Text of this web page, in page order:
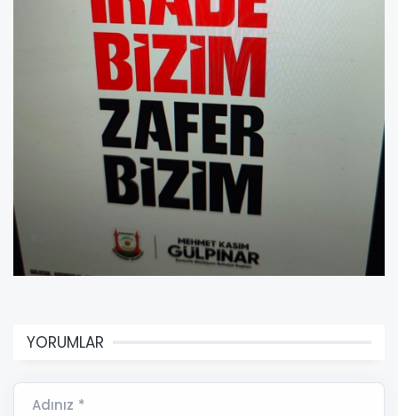
YORUMLAR
Adınız *